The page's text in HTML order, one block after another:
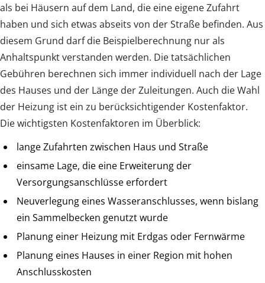
als bei Häusern auf dem Land, die eine eigene Zufahrt
haben und sich etwas abseits von der Straße befinden. Aus
diesem Grund darf die Beispielberechnung nur als
Anhaltspunkt verstanden werden. Die tatsächlichen
Gebühren berechnen sich immer individuell nach der Lage
des Hauses und der Länge der Zuleitungen. Auch die Wahl
der Heizung ist ein zu berücksichtigender Kostenfaktor.
Die wichtigsten Kostenfaktoren im Überblick:
lange Zufahrten zwischen Haus und Straße
einsame Lage, die eine Erweiterung der
Versorgungsanschlüsse erfordert
Neuverlegung eines Wasseranschlusses, wenn bislang
ein Sammelbecken genutzt wurde
Planung einer Heizung mit Erdgas oder Fernwärme
Planung eines Hauses in einer Region mit hohen
Anschlusskosten